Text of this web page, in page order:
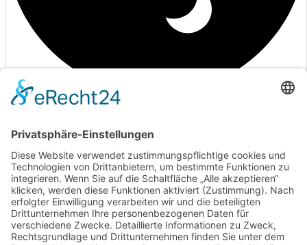
SEPA-Lastschriftmandat
Golf Club Harz e.V. |
Einstellungen
Range
Range jeden Montag vormittags bis 10:00 Uhr geschlossen.
Ballautomat geschlossen, Bälle müssen gesammelt werden.
Bad Harzburg, DE
20:08,07.08.2026
19°C
Bedeckt
48 %